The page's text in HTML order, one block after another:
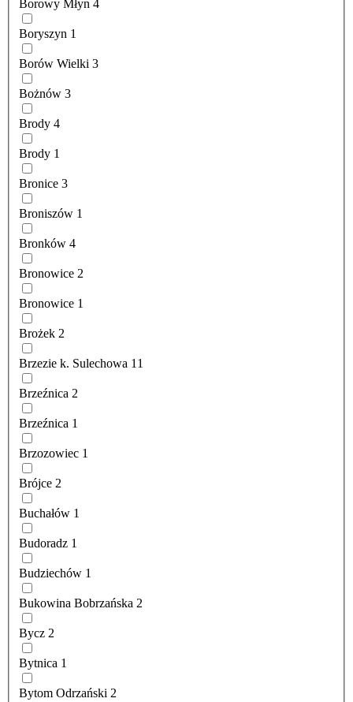
Borowy Młyn 4
Boryszyn 1
Borów Wielki 3
Bożnów 3
Brody 4
Brody 1
Bronice 3
Broniszów 1
Bronków 4
Bronowice 2
Bronowice 1
Brożek 2
Brzezie k. Sulechowa 11
Brzeźnica 2
Brzeźnica 1
Brzozowiec 1
Brójce 2
Buchałów 1
Budoradz 1
Budziechów 1
Bukowina Bobrzańska 2
Bycz 2
Bytnica 1
Bytom Odrzański 2